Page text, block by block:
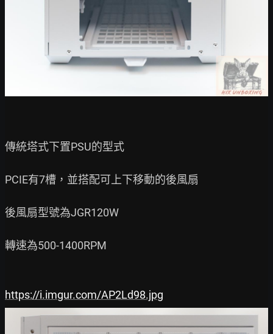
傳統塔式下置PSU的型式
PCIE有7槽，並搭配可上下移動的後風扇
後風扇型號為JGR120W
轉速為500-1400RPM
https://i.imgur.com/AP2Ld98.jpg